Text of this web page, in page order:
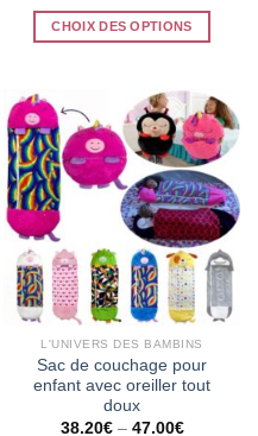
initial
était :
actuel
est :
CHOIX DES OPTIONS
plusieurs
variations.
Les
options
peuvent
être
choisies
sur
page
produit
L'UNIVERS DES BAMBINS
Sac de couchage pour
enfant avec oreiller tout
doux
38.20€– 47.00€